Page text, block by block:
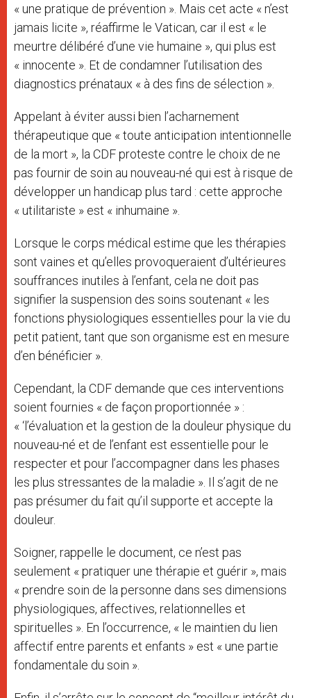
« une pratique de prévention ». Mais cet acte « n’est
jamais licite », réaffirme le Vatican, car il est « le
meurtre délibéré d’une vie humaine », qui plus est
« innocente ». Et de condamner l’utilisation des
diagnostics prénataux « à des fins de sélection ».
Appelant à éviter aussi bien l’acharnement
thérapeutique que « toute anticipation intentionnelle
de la mort », la CDF proteste contre le choix de ne
pas fournir de soin au nouveau-né qui est à risque de
développer un handicap plus tard : cette approche
« utilitariste » est « inhumaine ».
Lorsque le corps médical estime que les thérapies
sont vaines et qu’elles provoqueraient d’ultérieures
souffrances inutiles à l’enfant, cela ne doit pas
signifier la suspension des soins soutenant « les
fonctions physiologiques essentielles pour la vie du
petit patient, tant que son organisme est en mesure
d’en bénéficier ».
Cependant, la CDF demande que ces interventions
soient fournies « de façon proportionnée » :
« ‘l’évaluation et la gestion de la douleur physique du
nouveau-né et de l’enfant est essentielle pour le
respecter et pour l’accompagner dans les phases
les plus stressantes de la maladie ». Il s’agit de ne
pas présumer du fait qu’il supporte et accepte la
douleur.
Soigner, rappelle le document, ce n’est pas
seulement « pratiquer une thérapie et guérir », mais
« prendre soin de la personne dans ses dimensions
physiologiques, affectives, relationnelles et
spirituelles ». En l’occurrence, « le maintien du lien
affectif entre parents et enfants » est « une partie
fondamentale du soin ».